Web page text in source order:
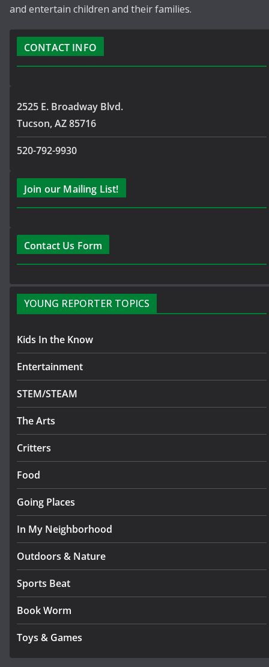
and entertain children and their families.
CONTACT INFO
2525 E. Broadway Blvd.
Tucson, AZ 85716
520-792-9930
Join our Mailing List!
Contact Us Form
YOUNG REPORTER TOPICS
Kids In the Know
Entertainment
STEM/STEAM
The Arts
Critters
Food
Going Places
In My Neighborhood
Outdoors & Nature
Sports Beat
Book Worm
Toys & Games